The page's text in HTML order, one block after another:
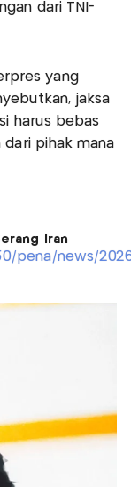
dari TNI-
yang
jaksa
harus bebas
dari pihak mana
Iran